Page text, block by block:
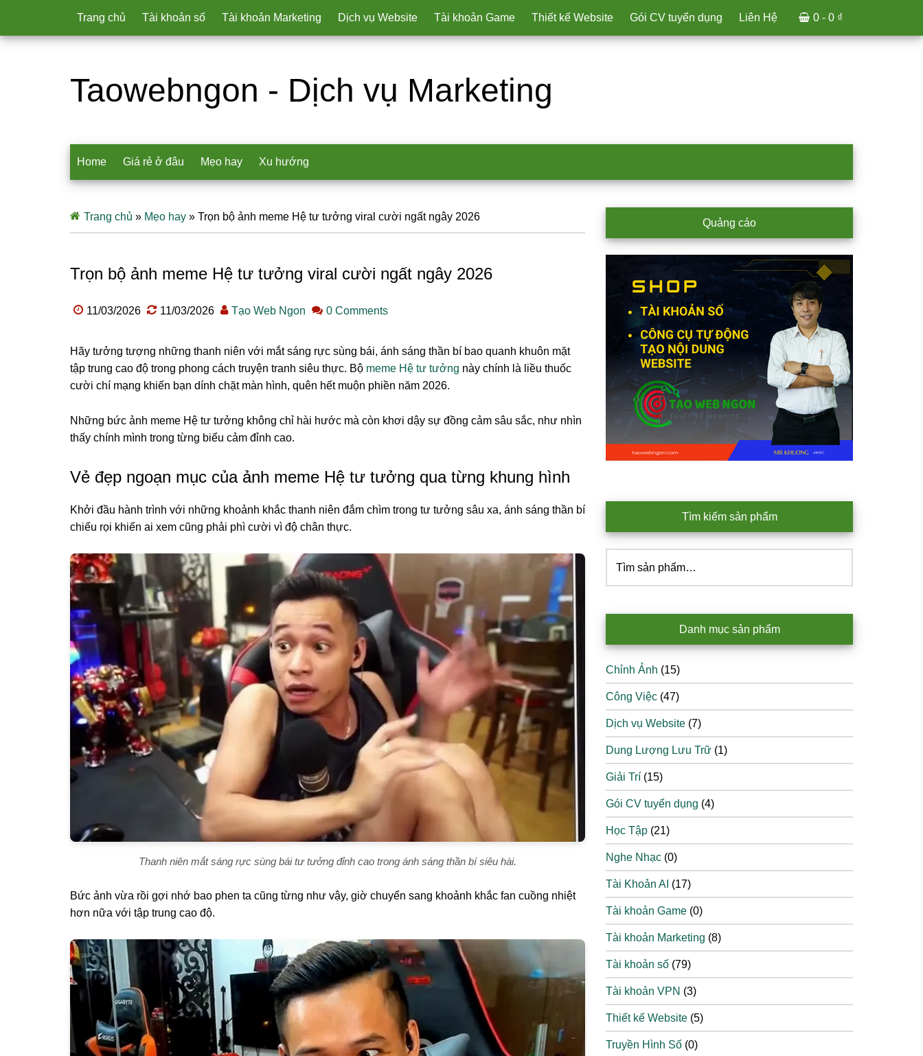
Trang chủ Tài khoản số Tài khoản Marketing Dịch vụ Website Tài khoản Game Thiết kế Website Gói CV tuyển dụng Liên Hệ 0 - 0 ₫
Taowebngon - Dịch vụ Marketing
Home Giá rẻ ở đâu Mẹo hay Xu hướng
Trang chủ » Mẹo hay » Trọn bộ ảnh meme Hệ tư tưởng viral cười ngất ngây 2026
Trọn bộ ảnh meme Hệ tư tưởng viral cười ngất ngây 2026
11/03/2026 11/03/2026 Tạo Web Ngon 0 Comments
Hãy tưởng tượng những thanh niên với mắt sáng rực sùng bái, ánh sáng thần bí bao quanh khuôn mặt
tập trung cao độ trong phong cách truyện tranh siêu thực. Bộ meme Hệ tư tưởng này chính là liều thuốc
cười chí mạng khiến bạn dính chặt màn hình, quên hết muộn phiền năm 2026.
Những bức ảnh meme Hệ tư tưởng không chỉ hài hước mà còn khơi dậy sự đồng cảm sâu sắc, như nhìn
thấy chính mình trong từng biểu cảm đỉnh cao.
Vẻ đẹp ngoạn mục của ảnh meme Hệ tư tưởng qua từng khung hình
Khởi đầu hành trình với những khoảnh khắc thanh niên đắm chìm trong tư tưởng sâu xa, ánh sáng thần bí
chiếu rọi khiến ai xem cũng phải phì cười vì độ chân thực.
Thanh niên mắt sáng rực sùng bái tư tưởng đỉnh cao trong ánh sáng thần bí siêu hài.
Bức ảnh vừa rồi gợi nhớ bao phen ta cũng từng như vậy, giờ chuyển sang khoảnh khắc fan cuồng nhiệt
hơn nữa với tập trung cao độ.
Sidebar
Quảng cáo
Tìm kiếm sản phẩm
kiếm:
Danh mục sản phẩm
Chỉnh Ảnh (15)
Công Việc (47)
Dịch vụ Website (7)
Dung Lượng Lưu Trữ (1)
Giải Trí (15)
Gói CV tuyển dụng (4)
Học Tập (21)
Nghe Nhạc (0)
Tài Khoản AI (17)
Tài khoản Game (0)
Tài khoản Marketing (8)
Tài khoản số (79)
Tài khoản VPN (3)
Thiết kế Website (5)
Truyền Hình Số (0)